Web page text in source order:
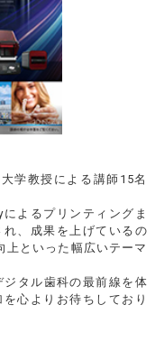
学教授による講師15名
よるプリンティングま
、成果を上げているの
上といった幅広いテーマ
ジタル歯科の最前線を体
心よりお待ちしており